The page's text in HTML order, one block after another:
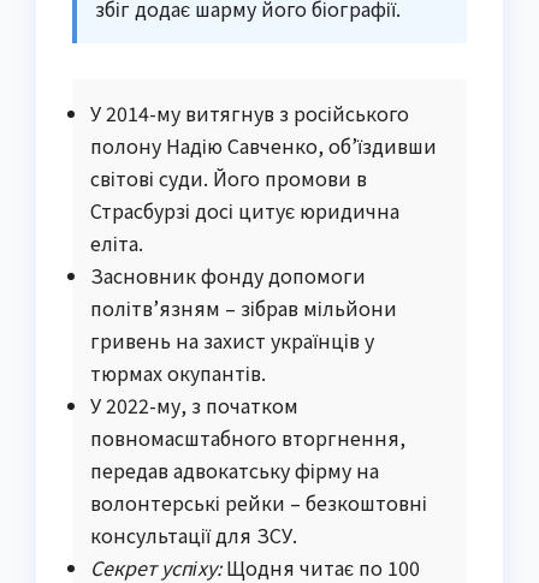
збіг додає шарму його біографії.
У 2014-му витягнув з російського
полону Надію Савченко, об’їздивши
світові суди. Його промови в
Страсбурзі досі цитує юридична
еліта.
Засновник фонду допомоги
політв’язням – зібрав мільйони
гривень на захист українців у
тюрмах окупантів.
У 2022-му, з початком
повномасштабного вторгнення,
передав адвокатську фірму на
волонтерські рейки – безкоштовні
консультації для ЗСУ.
Секрет успіху:Щодня читає по 100